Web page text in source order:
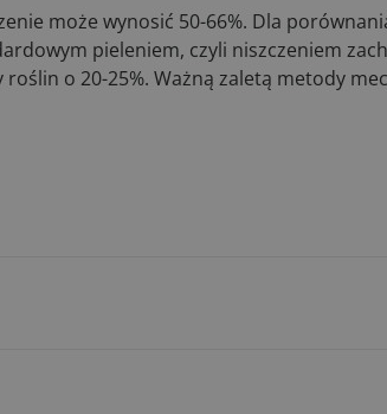
może wynosić 50-66%. Dla
pieleniem, czyli niszczeniem
o 20-25%. Ważną zaletą metody